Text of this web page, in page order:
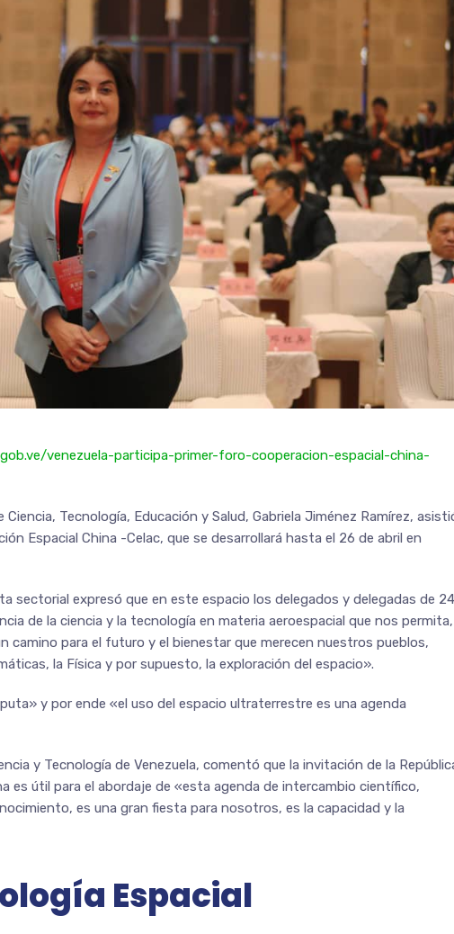
venezuela-participa-primer-foro-cooperacion-espacial-china-
Tecnología, Educación y Salud, Gabriela Jiménez Ramírez,
Espacial China -Celac, que se desarrollará hasta el 26 de abril en
sectorial expresó que en este espacio los delegados y delegadas de 24
de la ciencia y la tecnología en materia aeroespacial que nos permita,
camino para el futuro y el bienestar que merecen nuestros pueblos,
la Física y por supuesto, la exploración del espacio».
y por ende «el uso del espacio ultraterrestre es una agenda
y Tecnología de Venezuela, comentó que la invitación de la
es útil para el abordaje de «esta agenda de intercambio científico,
es una gran fiesta para nosotros, es la capacidad y la
Espacial